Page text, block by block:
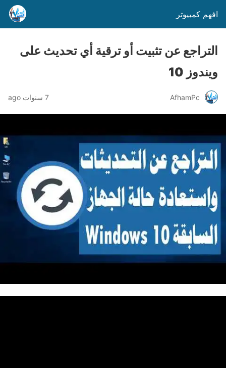
افهم كمبيوتر
التراجع عن تثبيت أو ترقية أي تحديث على
ويندوز 10
AfhamPc 7 سنوات ago